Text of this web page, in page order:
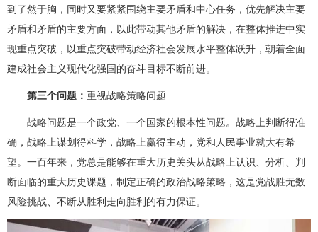
到了然于胸，同时又要紧紧围绕主要矛盾和中心任务，优先解决主要
矛盾和矛盾的主要方面，以此带动其他矛盾的解决，在整体推进中实
现重点突破，以重点突破带动经济社会发展水平整体跃升，朝着全面
建成社会主义现代化强国的奋斗目标不断前进。
第三个问题： 重视战略策略问题
战略问题是一个政党、一个国家的根本性问题。战略上判断得准
确，战略上谋划得科学，战略上赢得主动，党和人民事业就大有希
望。一百年来，党总是能够在重大历史关头从战略上认识、分析、判
断面临的重大历史课题，制定正确的政治战略策略，这是党战胜无数
风险挑战、不断从胜利走向胜利的有力保证。